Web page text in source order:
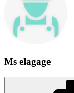
Ms elagage